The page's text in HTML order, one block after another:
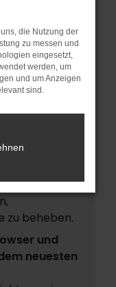
deine
Beispiel
Laden
anderen
Fenster?
zu beheben.
und
neuesten
die Nutzung der
zu messen und
eingesetzt,
werden, um
und um Anzeigen
sind.